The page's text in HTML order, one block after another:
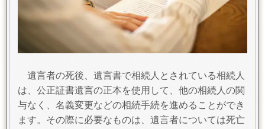
遺言者の死後、遺言書で相続人とされている相続人
は、公正証書遺言の正本を使用して、他の相続人の関
与なく、名義変更などの相続手続を進めることができ
ます。その際に必要なものは、遺言者については死亡